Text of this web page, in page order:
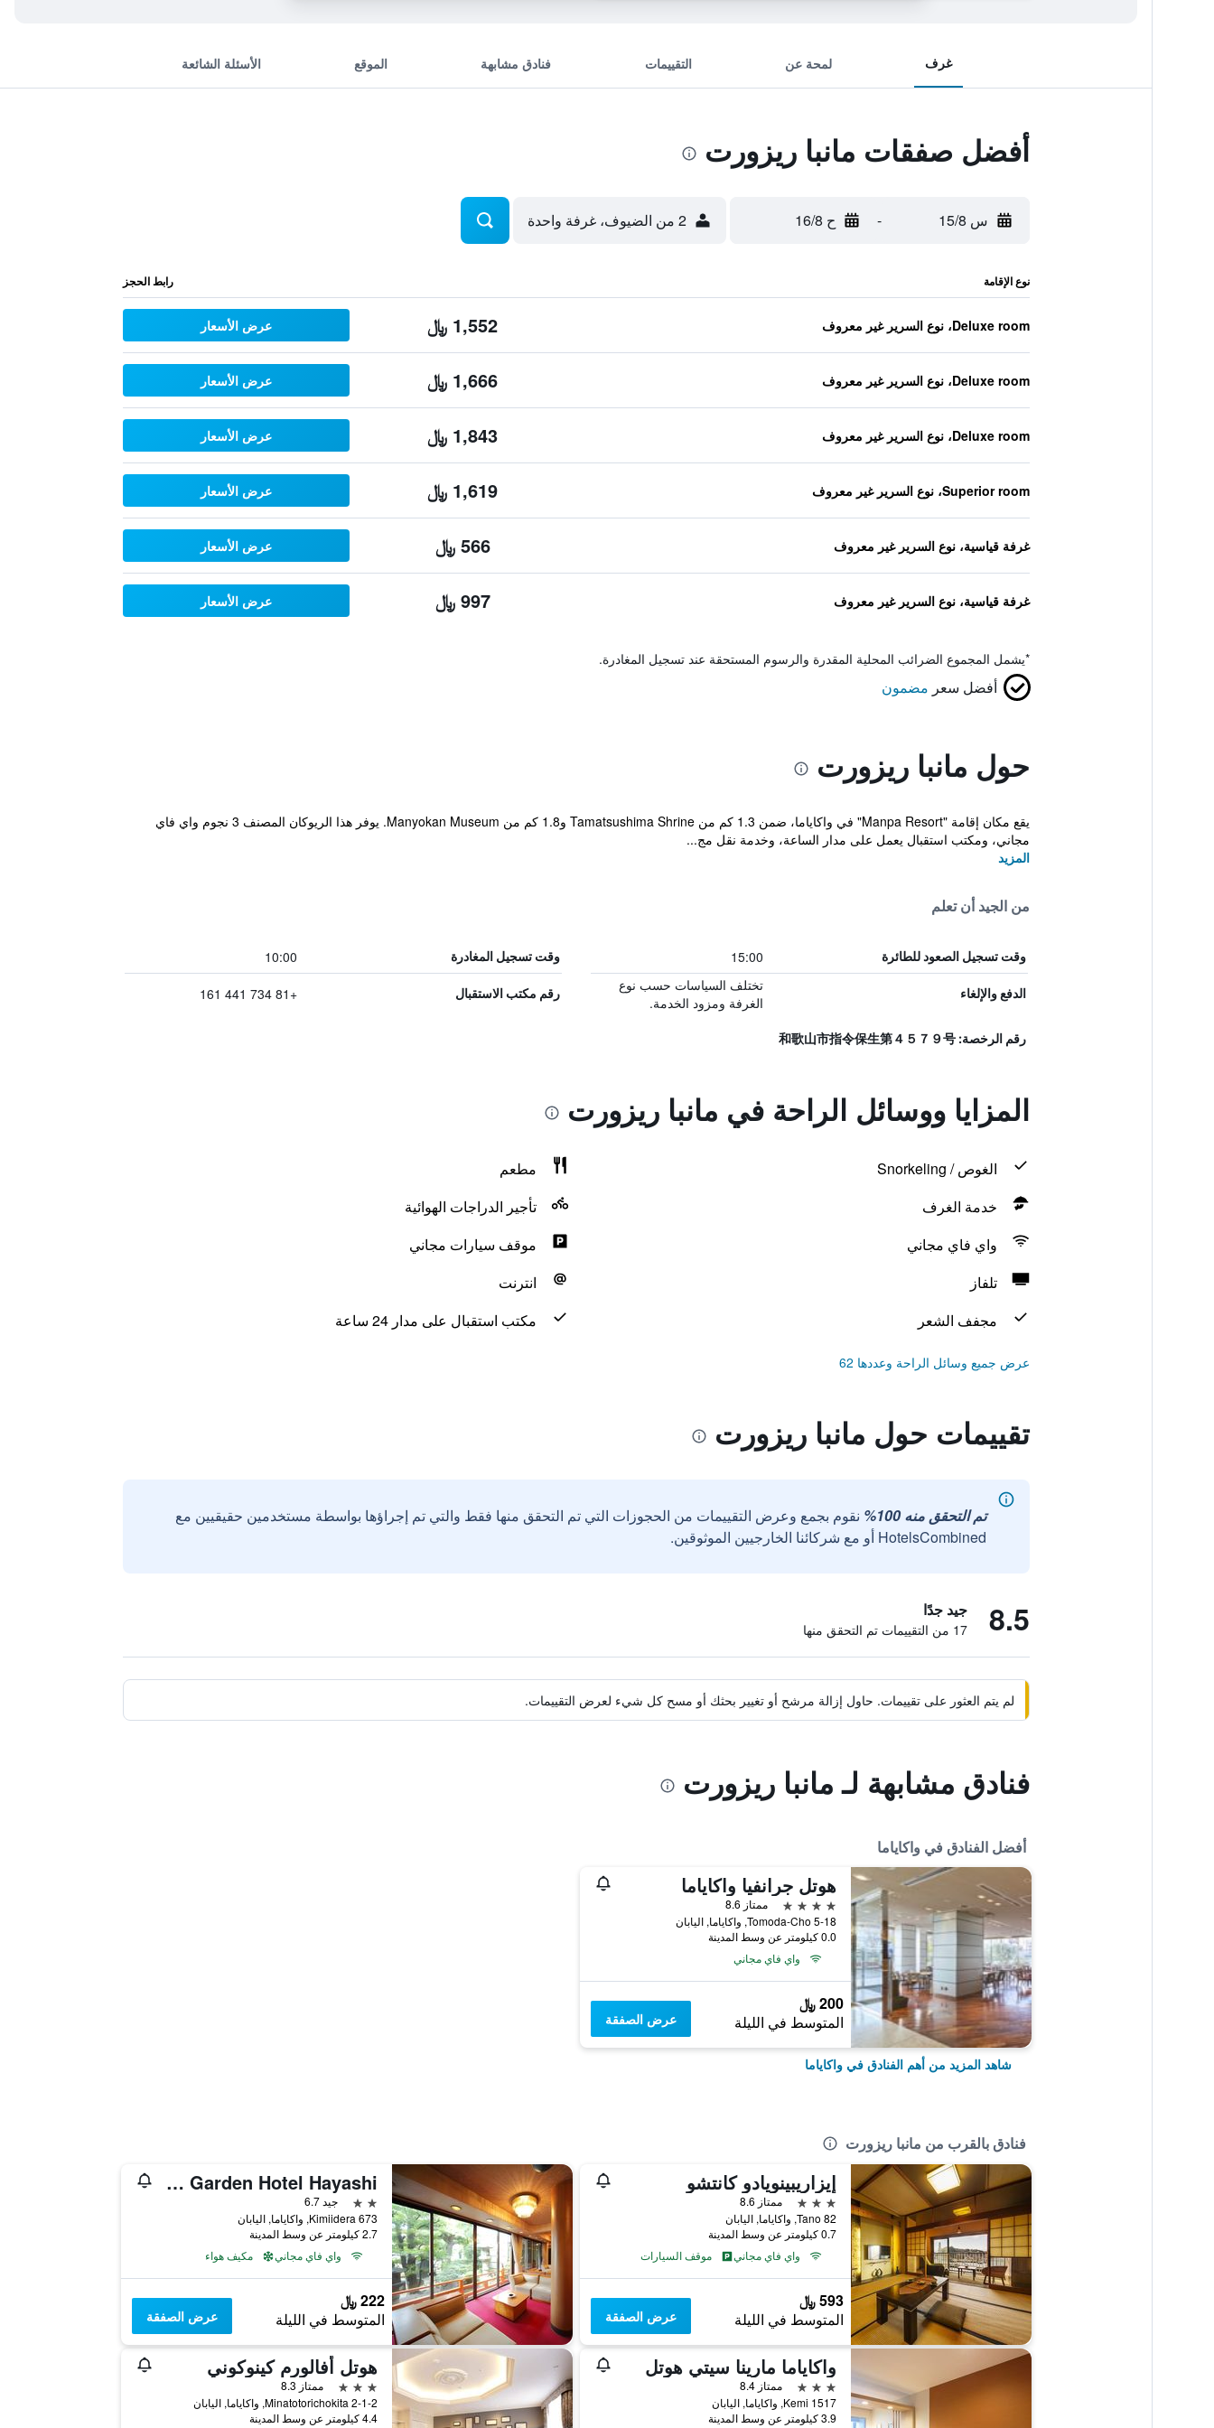
غرف لمحة عن التقييمات فنادق مشابهة الموقع الأسئلة الشائعة
أفضل صفقات مانبا ريزورت
س 15/8 - ح 16/8 2 من الضيوف، غرفة واحدة
نوع الإقامة رابط الحجز
Deluxe room، نوع السرير غير معروف 1,552 ﷼ عرض الأسعار
Deluxe room، نوع السرير غير معروف 1,666 ﷼ عرض الأسعار
Deluxe room، نوع السرير غير معروف 1,843 ﷼ عرض الأسعار
Superior room، نوع السرير غير معروف 1,619 ﷼ عرض الأسعار
غرفة قياسية، نوع السرير غير معروف 566 ﷼ عرض الأسعار
غرفة قياسية، نوع السرير غير معروف 997 ﷼ عرض الأسعار
*يشمل المجموع الضرائب المحلية المقدرة والرسوم المستحقة عند تسجيل المغادرة.
أفضل سعر مضمون
حول مانبا ريزورت
يقع مكان إقامة "Manpa Resort" في واكاياما، ضمن 1.3 كم من Tamatsushima Shrine و1.8 كم من Manyokan Museum. يوفر هذا الريوكان المصنف 3 نجوم واي فاي
مجاني، ومكتب استقبال يعمل على مدار الساعة، وخدمة نقل مج...
المزيد
من الجيد أن تعلم
وقت تسجيل الصعود للطائرة 15:00 وقت تسجيل المغادرة 10:00
الدفع والإلغاء
تختلف السياسات حسب نوع
الغرفة ومزود الخدمة.
رقم مكتب الاستقبال +81 734 441 161
رقم الرخصة: 和歌山市指令保生第４５７９号
المزايا ووسائل الراحة في مانبا ريزورت
الغوص / Snorkeling
مطعم
خدمة الغرف
تأجير الدراجات الهوائية
واي فاي مجاني
موقف سيارات مجاني
تلفاز
انترنت
مجفف الشعر
مكتب استقبال على مدار 24 ساعة
عرض جميع وسائل الراحة وعددها 62
تقييمات حول مانبا ريزورت
تم التحقق منه 100%
نقوم بجمع وعرض التقييمات من الحجوزات التي تم التحقق منها فقط والتي تم إجراؤها بواسطة مستخدمين حقيقيين مع
HotelsCombined أو مع شركائنا الخارجيين الموثوقين.
8.5 جيد جدًا
17 من التقييمات تم التحقق منها
لم يتم العثور على تقييمات. حاول إزالة مرشح أو تغيير بحثك أو مسح كل شيء لعرض التقييمات.
فنادق مشابهة لـ مانبا ريزورت
أفضل الفنادق في واكاياما
هوتل جرانفيا واكاياما
4 نجوم
ممتاز 8.6
5-18 Tomoda-Cho, واكاياما, اليابان
0.0 كيلومتر عن وسط المدينة
واي فاي مجاني
200 ﷼
المتوسط في الليلة عرض الصفقة
شاهد المزيد من أهم الفنادق في واكاياما
فنادق بالقرب من مانبا ريزورت
إيزاريبينويادو كانتشو
3 نجوم
ممتاز 8.6
82 Tano, واكاياما, اليابان
0.7 كيلومتر عن وسط المدينة
واي فاي مجاني
موقف السيارات
593 ﷼
المتوسط في الليلة عرض الصفقة
Kimiidera Onsen Hana No yu Garden Hotel Hayashi
2 نجمتين
جيد 6.7
673 Kimiidera, واكاياما, اليابان
2.7 كيلومتر عن وسط المدينة
واي فاي مجاني
مكيف هواء
222 ﷼
المتوسط في الليلة عرض الصفقة
واكاياما مارينا سيتي هوتل
3 نجوم
ممتاز 8.4
1517 Kemi, واكاياما, اليابان
3.9 كيلومتر عن وسط المدينة
هوتل أفالورم كينوكوني
3 نجوم
ممتاز 8.3
2-1-2 Minatotorichokita, واكاياما, اليابان
4.4 كيلومتر عن وسط المدينة